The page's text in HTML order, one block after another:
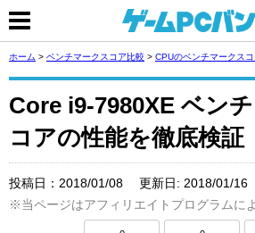
ホーム > ベンチマークスコア比較 > CPUのベンチマークス
Core i9-7980XE ベン
コアの性能を徹底検証
投稿日： 2018/01/08 更新日: 2018/01/16
※当ページはアフィリエイトプログラムに